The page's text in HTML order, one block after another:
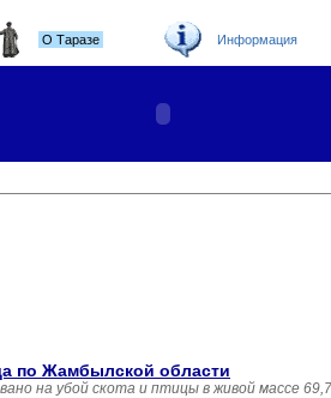
О Таразе Информация
по Жамбылской области
на убой скота и птицы в живой массе